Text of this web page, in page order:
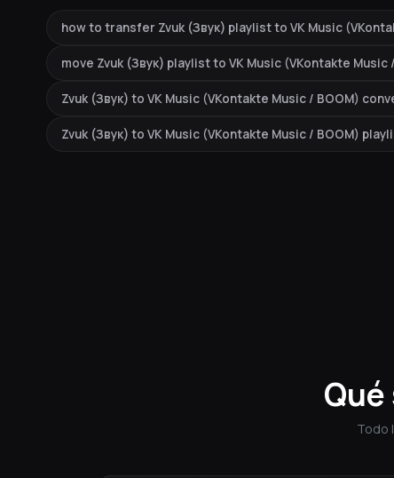
how to transfer Zvuk (Звук) playlist to VK Music
move Zvuk (Звук) playlist to VK Music (VKontakte Music
Zvuk (Звук) to VK Music (VKontakte Music / BOOM)
Zvuk (Звук) to VK Music (VKontakte Music / BOOM)
Todo